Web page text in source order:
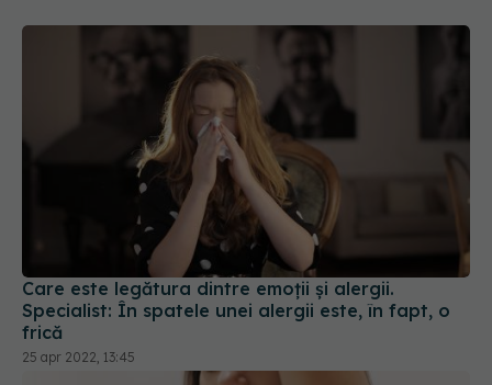
Care este legătura dintre emoții și alergii.
Specialist: În spatele unei alergii este, în fapt, o
frică
25 apr 2022, 13:45